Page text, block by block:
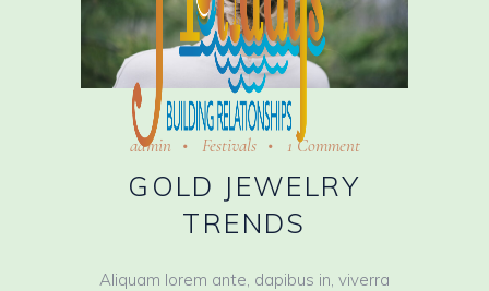
admin Festivals 1 Comment
GOLD JEWELRY
TRENDS
Aliquam lorem ante, dapibus in, viverra